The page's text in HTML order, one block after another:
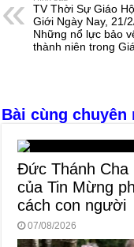
b
o
n
g
A
p
TV Thời Sự Giáo
Giới Ngày Nay, 21/
Những nổ lực bảo
thành niên trong
Bài cùng chuyên
Đức Thánh Cha
của Tin Mừng
cách con người
07/08/2026